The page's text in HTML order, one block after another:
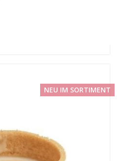
NEU IM SORTIMENT